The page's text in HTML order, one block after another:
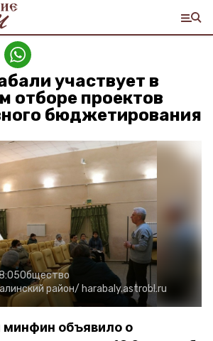
участвует в
отборе проектов
бюджетирования
Общество
район/ harabaly.astrobl.ru
минфин объявило о